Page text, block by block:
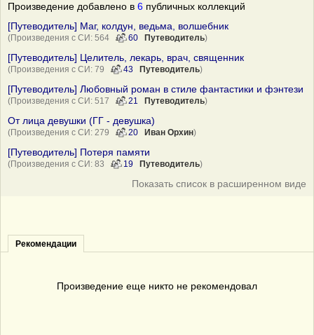
Произведение добавлено в 6 публичных коллекций
[Путеводитель] Маг, колдун, ведьма, волшебник
(Произведения с СИ: 564 60 Путеводитель)
[Путеводитель] Целитель, лекарь, врач, священник
(Произведения с СИ: 79 43 Путеводитель)
[Путеводитель] Любовный роман в стиле фантастики и фэнтези
(Произведения с СИ: 517 21 Путеводитель)
От лица девушки (ГГ - девушка)
(Произведения с СИ: 279 20 Иван Орхин)
[Путеводитель] Потеря памяти
(Произведения с СИ: 83 19 Путеводитель)
Показать список в расширенном виде
Рекомендации
Произведение еще никто не рекомендовал